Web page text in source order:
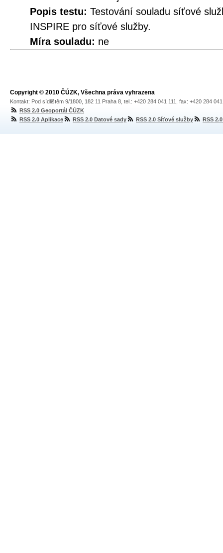
Popis testu: Testování souladu síťové
INSPIRE pro síťové služby.
Míra souladu: ne
Copyright © 2010 ČÚZK, Všechna práva vyhrazena
Kontakt: Pod sídlištěm 9/1800, 182 11 Praha 8, tel.: +420 284 041 111, fax: +420 284
RSS 2.0 Geoportál ČÚZK
RSS 2.0 Aplikace
RSS 2.0 Datové sady RSS 2.0 Síťové služby RSS